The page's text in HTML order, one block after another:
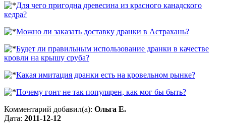
Для чего пригодна древесина из красного канадского
кедра?
Можно ли заказать доставку дранки в Астрахань?
Будет ли правильным использование дранки в качестве
кровли на крышу сруба?
Какая имитация дранки есть на кровельном рынке?
Почему гонт не так популярен, как мог бы быть?
Комментарий добавил(а): Ольга Е.
Дата: 2011-12-12